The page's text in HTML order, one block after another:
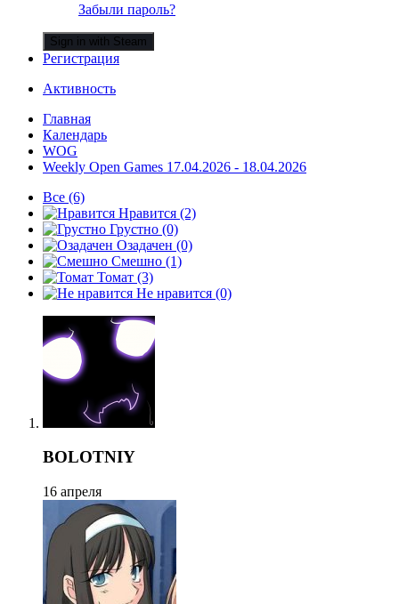
Забыли пароль?
Sign in with Steam
Регистрация
Активность
Главная
Календарь
WOG
Weekly Open Games 17.04.2026 - 18.04.2026
Все (6)
Нравится (2)
Грустно (0)
Озадачен (0)
Смешно (1)
Томат (3)
Не нравится (0)
BOLOTNIY
16 апреля